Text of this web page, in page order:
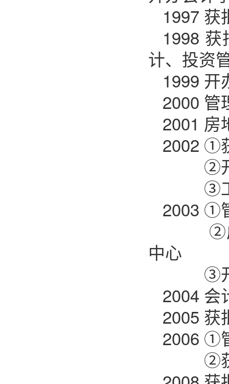
1997 获
1998
计、投资
1999 开
2000 管
2001 房
2002 ①
②开
③工
2003 ①
②成
中心
③开
2004 会
2005 获
2006 ①
②获